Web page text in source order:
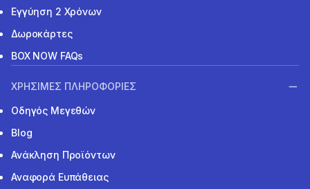
Εγγύηση 2 Χρόνων
Δωροκάρτες
BOX NOW FAQs
ΧΡΗΣΙΜΕΣ ΠΛΗΡΟΦΟΡΙΕΣ
Οδηγός Μεγεθών
Blog
Ανάκληση Προϊόντων
Αναφορά Ευπάθειας